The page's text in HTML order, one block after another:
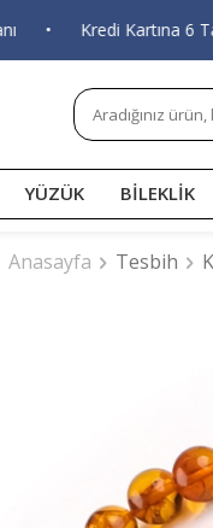
• Kredi Kartına 6 Taksit
YÜZÜK BİLEKLİK
Anasayfa Tesbih